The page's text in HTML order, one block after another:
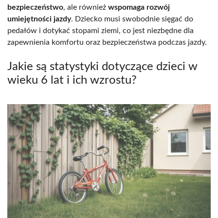
bezpieczeństwo, ale również wspomaga rozwój
umiejętności jazdy. Dziecko musi swobodnie sięgać do
pedałów i dotykać stopami ziemi, co jest niezbędne dla
zapewnienia komfortu oraz bezpieczeństwa podczas jazdy.
Jakie są statystyki dotyczące dzieci w
wieku 6 lat i ich wzrostu?